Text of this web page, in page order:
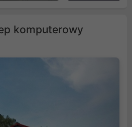
komputerowy